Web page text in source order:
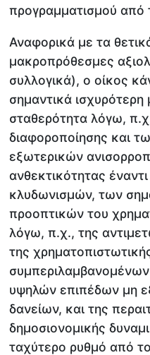
προγραμματισμού
Αναφορικά με τα
μακροπρόθεσμες
συλλογικά), ο οίκος
σημαντικά
σταθερότητα λόγω,
διαφοροποίησης και
εξωτερικών
ανθεκτικότητας
κλυδωνισμών, των
προοπτικών του
λόγω, π.χ., της
της
υψηλών επιπέδων μη
δανείων, και της
δημοσιονομικής
ταχύτερο ρυθμό από